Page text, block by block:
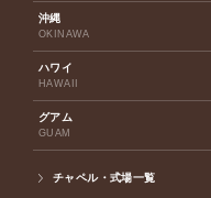
沖縄
OKINAWA
ハワイ
HAWAII
グアム
GUAM
チャペル・式場一覧